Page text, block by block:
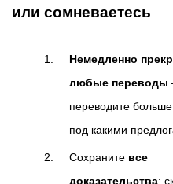
или сомневаетесь
Немедленно
любые переводы
переводите
под какими
Сохраните все
доказательства: